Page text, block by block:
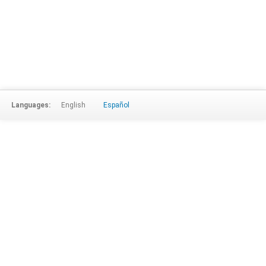
Languages: English Español